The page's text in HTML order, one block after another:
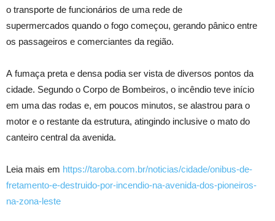
o transporte de funcionários de uma rede de
supermercados quando o fogo começou, gerando pânico entre
os passageiros e comerciantes da região.
A fumaça preta e densa podia ser vista de diversos pontos da
cidade. Segundo o Corpo de Bombeiros, o incêndio teve início
em uma das rodas e, em poucos minutos, se alastrou para o
motor e o restante da estrutura, atingindo inclusive o mato do
canteiro central da avenida.
Leia mais em https://taroba.com.br/noticias/cidade/onibus-de-
fretamento-e-destruido-por-incendio-na-avenida-dos-pioneiros-
na-zona-leste